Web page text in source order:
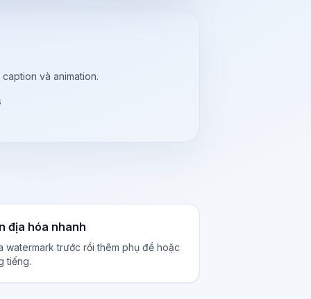
và animation.
địa hóa nhanh
watermark trước rồi thêm phụ đề hoặc
tiếng.